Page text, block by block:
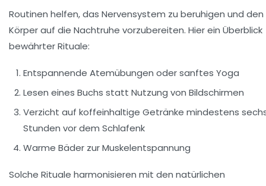
Routinen helfen, das Nervensystem zu beruhigen und den
Körper auf die Nachtruhe vorzubereiten. Hier ein Überblick
bewährter Rituale:
Entspannende Atemübungen oder sanftes Yoga
Lesen eines Buchs statt Nutzung von Bildschirmen
Verzicht auf koffeinhaltige Getränke mindestens
Stunden vor dem Schlafenk
Warme Bäder zur Muskelentspannung
Solche Rituale harmonisieren mit den natürlichen